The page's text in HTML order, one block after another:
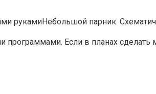
рукамиНебольшой парник.
Если в планах сделать